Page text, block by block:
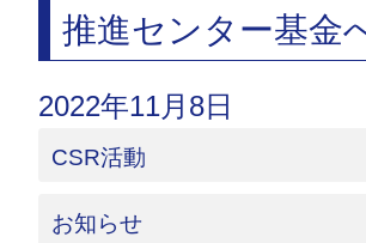
推進センター基金
2022年11月8日
CSR活動
お知らせ